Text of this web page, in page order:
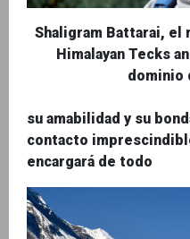
Shaligram Battarai, el
Himalayan Tecks
dominio
su amabilidad y su
contacto
encargará de todo